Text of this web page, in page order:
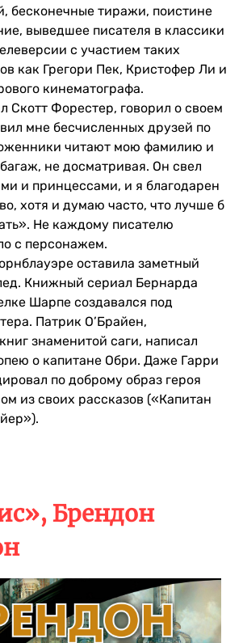
бесконечные тиражи, поистине
выведшее писателя в классики
с участием таких
как Грегори Пек, Кристофер Ли и
кинематографа.
Скотт Форестер, говорил о своем
мне бесчисленных друзей по
читают мою фамилию и
не досматривая. Он свел
и принцессами, и я благодарен
хотя и думаю часто, что лучше б
Не каждому писателю
с персонажем.
оставила заметный
Книжный сериал Бернарда
Шарпе создавался под
Патрик О’Брайен,
знаменитой саги, написал
о капитане Обри. Даже Гарри
по доброму образ героя
из своих рассказов («Капитан
Брендон